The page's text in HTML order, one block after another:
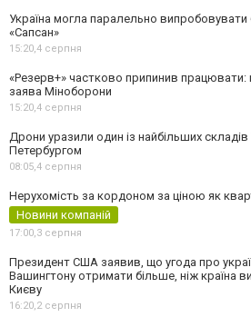
Україна могла паралельно випробовувати
«Сапсан»
15:20,4 серпня
«Резерв+» частково припинив
заява Міноборони
15:20,4 серпня
Дрони уразили один із найбільших
Петербургом
08:05,4 серпня
Нерухомість за кордоном за ціною як
Новини компаній
17:00,3 серпня
Президент США заявив, що угода про
Вашингтону отримати більше, ніж країна
Києву
16:20,2 серпня